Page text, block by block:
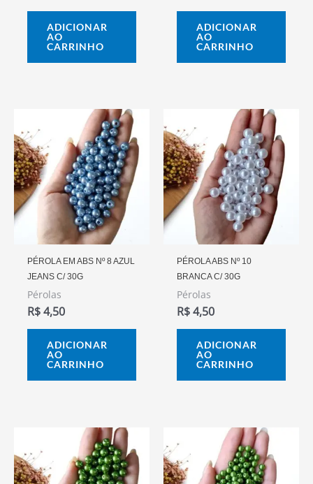
ADICIONAR
AO
CARRINHO
ADICIONAR
AO
CARRINHO
PÉROLA EM ABS Nº 8 AZUL
JEANS C/ 30G
Pérolas
R$4,50
ADICIONAR
AO
CARRINHO
PÉROLA ABS Nº 10
BRANCA C/ 30G
Pérolas
R$4,50
ADICIONAR
AO
CARRINHO